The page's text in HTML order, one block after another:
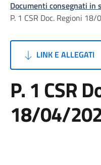
Documenti consegnati
P. 1 CSR Doc. Regioni
LINK E ALLEGATI
P. 1 CSR
18/04/